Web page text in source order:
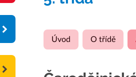
Úvod O třídě